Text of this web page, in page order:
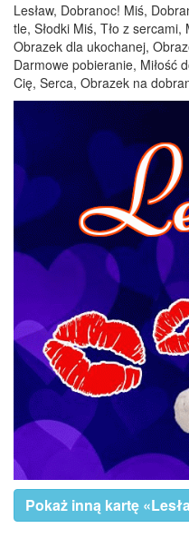
Lesław, Dobranoc! Miś,
tle, Słodki Miś, Tło z
Obrazek dla ukochanej,
Darmowe pobieranie, Miłość
Cię, Serca, Obrazek na
Pokaż inną kartę